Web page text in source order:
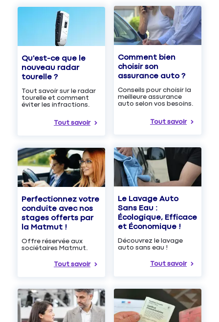
Qu'est-ce que le
nouveau radar
tourelle ?
Tout savoir sur le radar
tourelle et comment
éviter les infractions.
Tout savoir
Comment bien
choisir son
assurance auto ?
Conseils pour choisir la
meilleure assurance
auto selon vos besoins.
Tout savoir
Perfectionnez votre
conduite avec nos
stages offerts par
la Matmut !
Offre réservée aux
sociétaires Matmut.
Tout savoir
Le Lavage Auto
Sans Eau :
Écologique, Efficace
et Économique !
Découvrez le lavage
auto sans eau !
Tout savoir